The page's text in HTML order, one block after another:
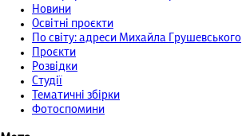
Новини
Освітні проєкти
По світу: адреси Михайла Грушевського
Проєкти
Розвідки
Студії
Тематичні збірки
Фотоспомини